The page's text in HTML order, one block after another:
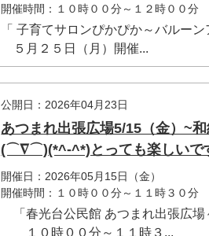
開催時間：１０時００分～１２時００分
「 子育てサロンぴかぴか～バルー
５月２５日（月）開催...
公開日：2026年04月23日
あつまれ出張広場5/15（金）~
(⌒∇⌒)(*^-^*)とっても楽しいで
開催日：2026年05月15日（金）
開催時間：１０時００分～１１時３０分
「春光台公民館 あつまれ出張広場
１０時００分～１１時３...